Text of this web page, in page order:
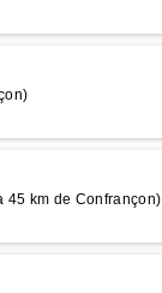
45 km de Confrançon)